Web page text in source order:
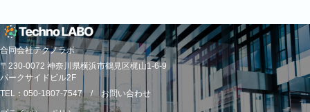
RECRUIT
合同会社テクノラボ
〒230-0072 神奈川県横浜市鶴見区梶山1-6-9
パークサイドビル2F
TEL：050-1807-7547 /お問い合わせ